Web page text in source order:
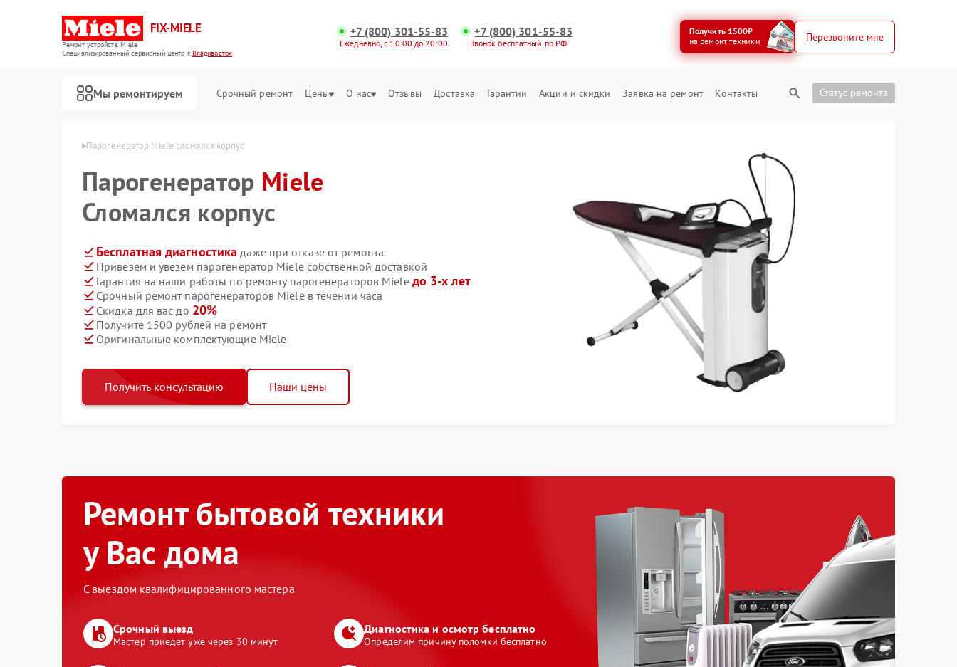
FIX-MIELE
Ремонт устройств Miele
Специализированный cервисный центр г.Владивосток
+7 (800) 301-55-83
Ежедневно, с 10:00 до 20:00
+7 (800) 301-55-83
Звонок бесплатный по РФ
Получить 1500₽
на ремонт техники
Перезвоните мне
Мы ремонтируем Срочный ремонт Цены О нас Отзывы Доставка Гарантии Акции и скидки Заявка на ремонт Контакты Статус ремонта
в Владивостоке Парогенератор Miele сломался корпус
Парогенератор Miele
Сломался корпус
Бесплатная диагностика даже при отказе от ремонта
Привезем и увезем парогенератор Miele собственной доставкой
Гарантия на наши работы по ремонту парогенераторов Miele до 3-х лет
Срочный ремонт парогенераторов Miele в течении часа
Скидка для вас до 20%
Получите 1500 рублей на ремонт
Оригинальные комплектующие Miele
Получить консультацию Наши цены
Ремонт бытовой техники
у Вас дома
С выездом квалифицированного мастера
Срочный выезд
Мастер приедет уже через 30 минут
Диагностика и осмотр бесплатно
Определим причину поломки бесплатно